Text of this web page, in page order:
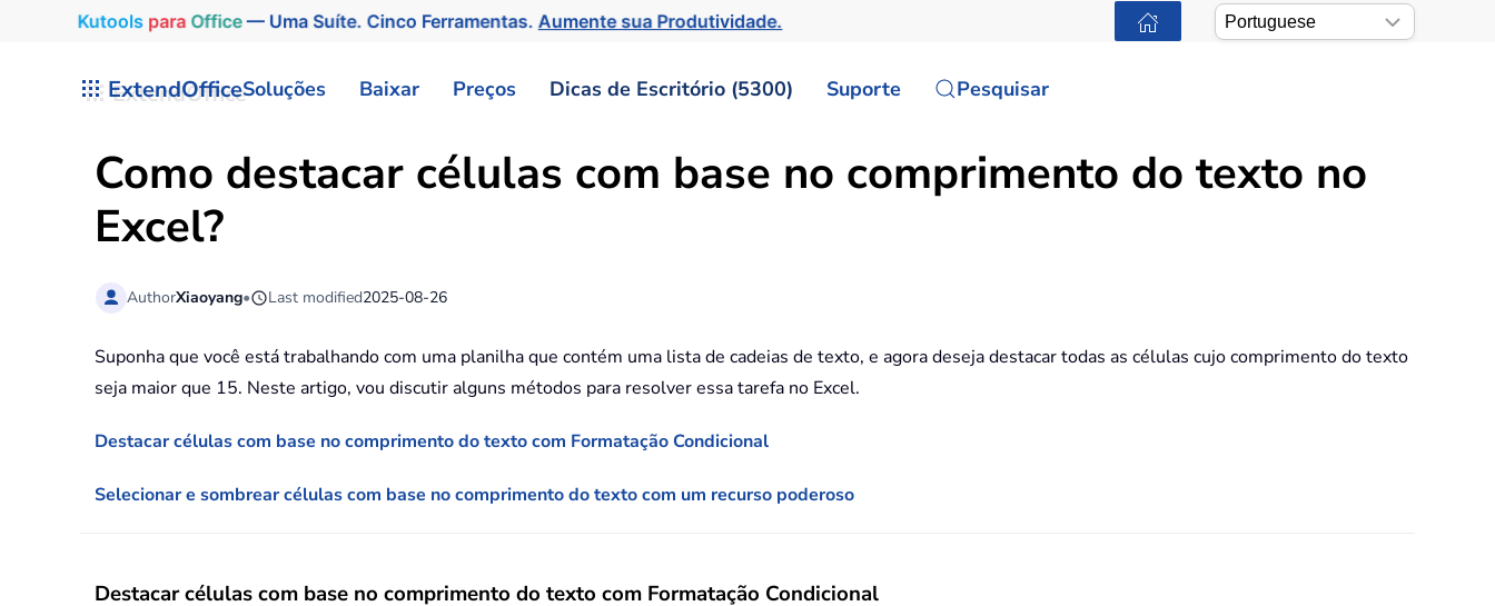
Kutools para Office— Uma Suíte. Cinco Ferramentas.Aumente sua Produtividade.
ExtendOfficeSoluções Baixar Preços Dicas de Escritório (5300) Suporte Pesquisar
Como destacar células com base no comprimento do texto no
Excel?
AuthorXiaoyang• Last modified2025-08-26
Suponha que você está trabalhando com uma planilha que contém uma lista de cadeias de texto, e agora deseja destacar todas as células cujo comprimento do texto
seja maior que 15. Neste artigo, vou discutir alguns métodos para resolver essa tarefa no Excel.
Destacar células com base no comprimento do texto com Formatação Condicional
Selecionar e sombrear células com base no comprimento do texto com um recurso poderoso
Destacar células com base no comprimento do texto com Formatação Condicional